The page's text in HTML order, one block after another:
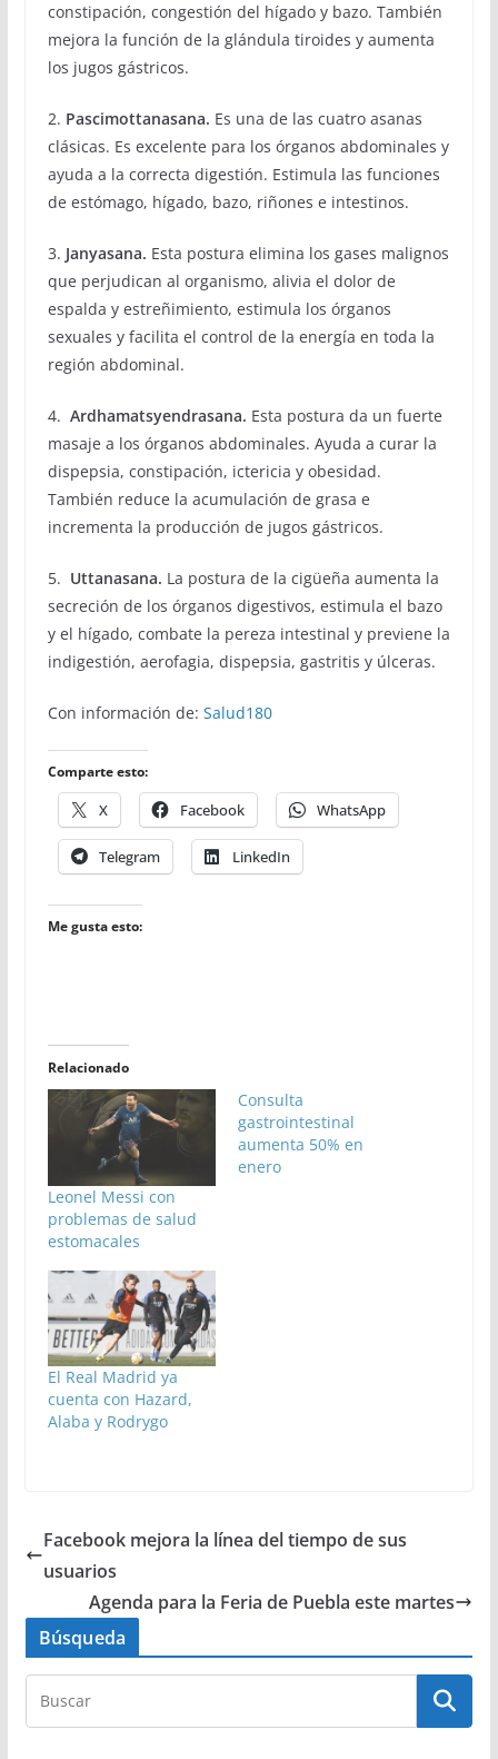
constipación, congestión del hígado y bazo. También
mejora la función de la glándula tiroides y aumenta
los jugos gástricos.
2. Pascimottanasana. Es una de las cuatro asanas
clásicas. Es excelente para los órganos abdominales y
ayuda a la correcta digestión. Estimula las funciones
de estómago, hígado, bazo, riñones e intestinos.
3. Janyasana. Esta postura elimina los gases malignos
que perjudican al organismo, alivia el dolor de
espalda y estreñimiento, estimula los órganos
sexuales y facilita el control de la energía en toda la
región abdominal.
4. Ardhamatsyendrasana. Esta postura da un fuerte
masaje a los órganos abdominales. Ayuda a curar la
dispepsia, constipación, ictericia y obesidad.
También reduce la acumulación de grasa e
incrementa la producción de jugos gástricos.
5. Uttanasana. La postura de la cigüeña aumenta la
secreción de los órganos digestivos, estimula el bazo
y el hígado, combate la pereza intestinal y previene la
indigestión, aerofagia, dispepsia, gastritis y úlceras.
Con información de: Salud180
Comparte esto:
X Facebook WhatsApp
Telegram LinkedIn
Me gusta esto:
Relacionado
Leonel Messi con
problemas de salud
estomacales
Consulta
gastrointestinal
aumenta 50% en
enero
El Real Madrid ya
cuenta con Hazard,
Alaba y Rodrygo
Facebook mejora la línea del tiempo de sus
usuarios
Agenda para la Feria de Puebla este martes
Búsqueda